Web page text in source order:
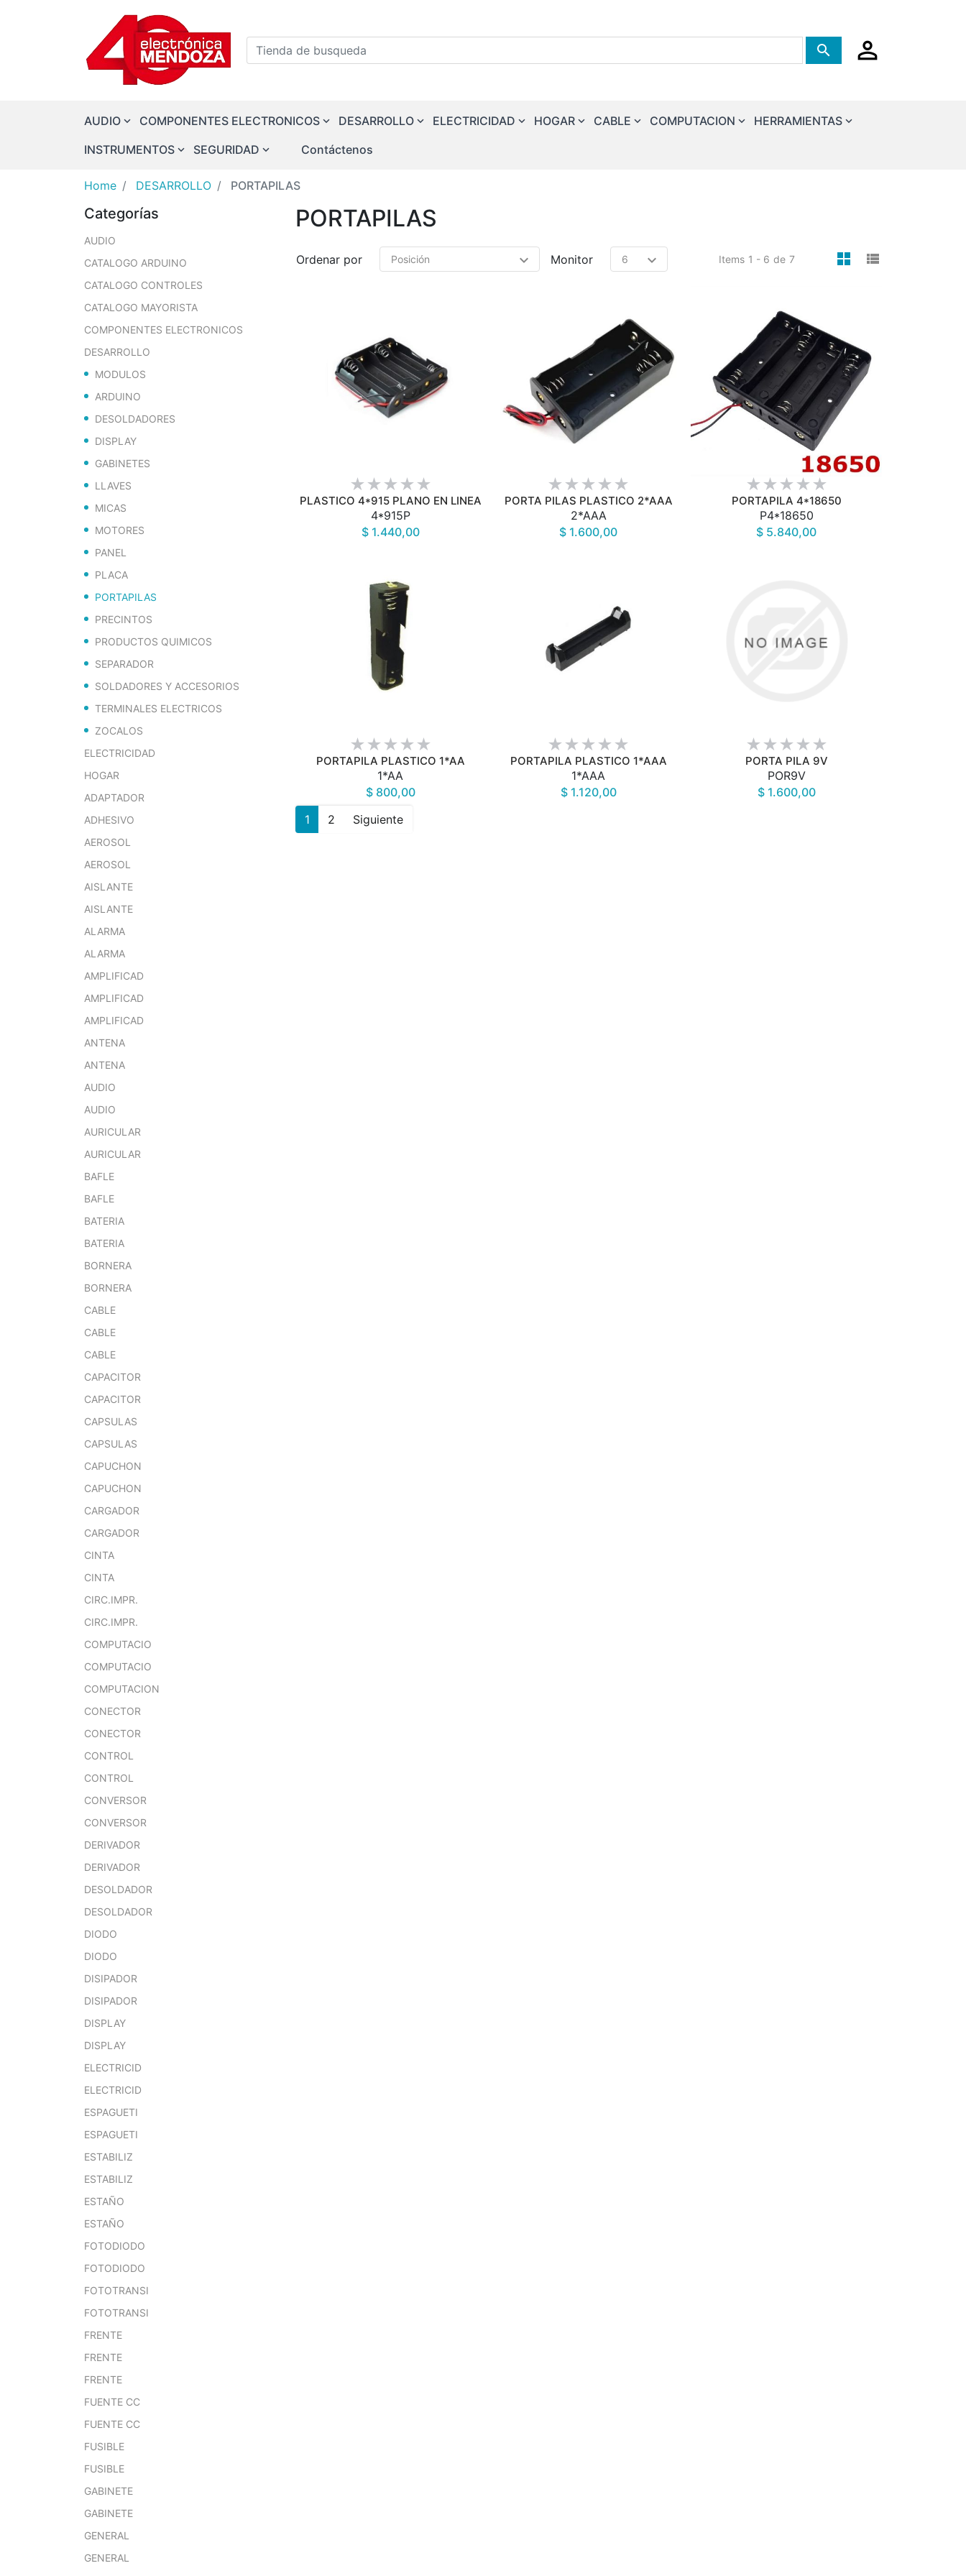
Tienda de busqueda Tienda de busqueda
AUDIO COMPONENTES ELECTRONICOS DESARROLLO ELECTRICIDAD HOGAR CABLE COMPUTACION
HERRAMIENTAS
INSTRUMENTOS
SEGURIDAD Contáctenos
Home DESARROLLO PORTAPILAS
Categorías
AUDIO
CATALOGO ARDUINO
CATALOGO CONTROLES
CATALOGO MAYORISTA
COMPONENTES ELECTRONICOS
DESARROLLO
MODULOS
ARDUINO
DESOLDADORES
DISPLAY
GABINETES
LLAVES
MICAS
MOTORES
PANEL
PLACA
PORTAPILAS
PRECINTOS
PRODUCTOS QUIMICOS
SEPARADOR
SOLDADORES Y ACCESORIOS
TERMINALES ELECTRICOS
ZOCALOS
ELECTRICIDAD
HOGAR
ADAPTADOR
ADHESIVO
AEROSOL
AEROSOL
AISLANTE
AISLANTE
ALARMA
ALARMA
AMPLIFICAD
AMPLIFICAD
AMPLIFICAD
ANTENA
ANTENA
AUDIO
AUDIO
AURICULAR
AURICULAR
BAFLE
BAFLE
BATERIA
BATERIA
BORNERA
BORNERA
CABLE
CABLE
CABLE
CAPACITOR
CAPACITOR
CAPSULAS
CAPSULAS
CAPUCHON
CAPUCHON
CARGADOR
CARGADOR
CINTA
CINTA
CIRC.IMPR.
CIRC.IMPR.
COMPUTACIO
COMPUTACIO
COMPUTACION
CONECTOR
CONECTOR
CONTROL
CONTROL
CONVERSOR
CONVERSOR
DERIVADOR
DERIVADOR
DESOLDADOR
DESOLDADOR
DIODO
DIODO
DISIPADOR
DISIPADOR
DISPLAY
DISPLAY
ELECTRICID
ELECTRICID
ESPAGUETI
ESPAGUETI
ESTABILIZ
ESTABILIZ
ESTAÑO
ESTAÑO
FOTODIODO
FOTODIODO
FOTOTRANSI
FOTOTRANSI
FRENTE
FRENTE
FRENTE
FUENTE CC
FUENTE CC
FUSIBLE
FUSIBLE
GABINETE
GABINETE
GENERAL
GENERAL
PORTAPILAS
Ordenar por Items 1 - 6 de 7
Monitor viewmode
VISTA RÁPIDA
PLASTICO 4*915 PLANO EN LINEA
4*915P
$ 1.440,00
VISTA RÁPIDA
PORTA PILAS PLASTICO 2*AAA
2*AAA
$ 1.600,00
VISTA RÁPIDA
PORTAPILA 4*18650
P4*18650
$ 5.840,00
VISTA RÁPIDA
PORTAPILA PLASTICO 1*AA
1*AA
$ 800,00
VISTA RÁPIDA
PORTAPILA PLASTICO 1*AAA
1*AAA
$ 1.120,00
VISTA RÁPIDA
PORTA PILA 9V
POR9V
$ 1.600,00
1
2 Siguiente